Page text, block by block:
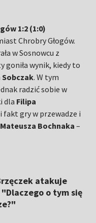
1:2 (1:0)
Chrobry Głogów.
w Sosnowcu z
goniła wynik, kiedy to
Sobczak. W tym
radzić sobie w
dla Filipa
fakt gry w przewadze i
Mateusza Bochnaka –
atakuje
o tym się